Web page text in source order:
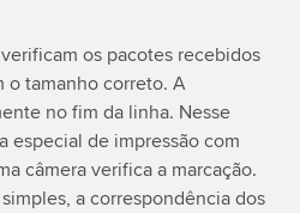
os pacotes recebidos
o tamanho correto. A
no fim da linha. Nesse
especial de impressão com
câmera verifica a marcação.
a correspondência dos